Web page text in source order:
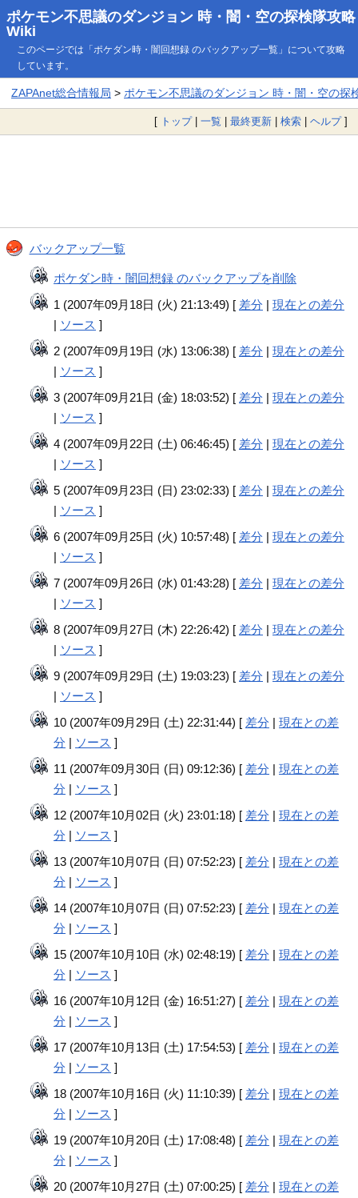
ポケモン不思議のダンジョン 時・闇・空の探検隊攻略
Wiki
このページでは「ポケダン時・闇回想録 のバックアップ一覧」について攻略
しています。
ZAPAnet総合情報局 > ポケモン不思議のダンジョン 時・闇・空の探
[ トップ| 一覧 | 最終更新 | 検索 | ヘルプ]
バックアップ一覧
ポケダン時・闇回想録 のバックアップを削除
1 (2007年09月18日 (火) 21:13:49) [ 差分 |現在との差分
| ソース ]
2 (2007年09月19日 (水) 13:06:38) [ 差分 |現在との差分
| ソース ]
3 (2007年09月21日 (金) 18:03:52) [ 差分 |現在との差分
| ソース ]
4 (2007年09月22日 (土) 06:46:45) [ 差分 |現在との差分
| ソース ]
5 (2007年09月23日 (日) 23:02:33) [ 差分 |現在との差分
| ソース ]
6 (2007年09月25日 (火) 10:57:48) [ 差分 |現在との差分
| ソース ]
7 (2007年09月26日 (水) 01:43:28) [ 差分 |現在との差分
| ソース ]
8 (2007年09月27日 (木) 22:26:42) [ 差分 |現在との差分
| ソース ]
9 (2007年09月29日 (土) 19:03:23) [ 差分 |現在との差分
| ソース ]
10 (2007年09月29日 (土) 22:31:44) [ 差分 |現在との差
分 | ソース ]
11 (2007年09月30日 (日) 09:12:36) [ 差分 |現在との差
分 | ソース ]
12 (2007年10月02日 (火) 23:01:18) [ 差分 |現在との差
分 | ソース ]
13 (2007年10月07日 (日) 07:52:23) [ 差分 |現在との差
分 | ソース ]
14 (2007年10月07日 (日) 07:52:23) [ 差分 |現在との差
分 | ソース ]
15 (2007年10月10日 (水) 02:48:19) [ 差分 |現在との差
分 | ソース ]
16 (2007年10月12日 (金) 16:51:27) [ 差分 |現在との差
分 | ソース ]
17 (2007年10月13日 (土) 17:54:53) [ 差分 |現在との差
分 | ソース ]
18 (2007年10月16日 (火) 11:10:39) [ 差分 |現在との差
分 | ソース ]
19 (2007年10月20日 (土) 17:08:48) [ 差分 |現在との差
分 | ソース ]
20 (2007年10月27日 (土) 07:00:25) [ 差分 |現在との差